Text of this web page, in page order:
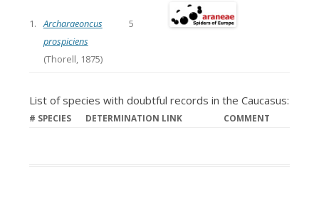
1. Archaraeoncus
prospiciens
(Thorell, 1875)
5
List of species with doubtful records in the Caucasus:
# SPECIES DETERMINATION LINK COMMENT